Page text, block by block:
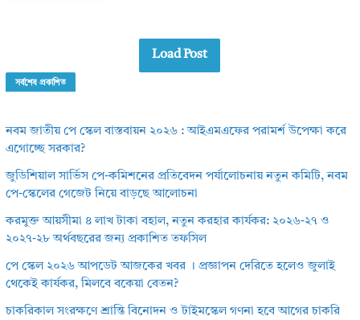
Load Post
সর্বশেষ প্রকাশিত
নবম জাতীয় পে স্কেল বাস্তবায়ন ২০২৬ : আইএমএফের পরামর্শ উপেক্ষা করে
এগোচ্ছে সরকার?
জুডিশিয়াল সার্ভিস পে-কমিশনের প্রতিবেদন পর্যালোচনায় নতুন কমিটি, নবম
পে-স্কেলের গেজেট নিয়ে বাড়ছে আলোচনা
করমুক্ত আয়সীমা ৪ লাখ টাকা বহাল, নতুন করহার কার্যকর: ২০২৬-২৭ ও
২০২৭-২৮ অর্থবছরের জন্য প্রকাশিত তফসিল
পে স্কেল ২০২৬ আপডেট আজকের খবর । প্রজ্ঞাপন দেরিতে হলেও জুলাই
থেকেই কার্যকর, মিলবে বকেয়া বেতন?
চাকরিকাল সংরক্ষণে শ্রান্তি বিনোদন ও টাইমস্কেল গণনা হবে আগের চাকরি